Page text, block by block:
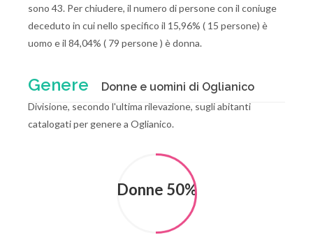
sono 43. Per chiudere, il numero di persone con il coniuge
deceduto in cui nello specifico il 15,96% ( 15 persone) è
uomo e il 84,04% ( 79 persone ) è donna.
Genere Donne e uomini di Oglianico
Divisione, secondo l'ultima rilevazione, sugli abitanti
catalogati per genere a Oglianico.
Donne 50%